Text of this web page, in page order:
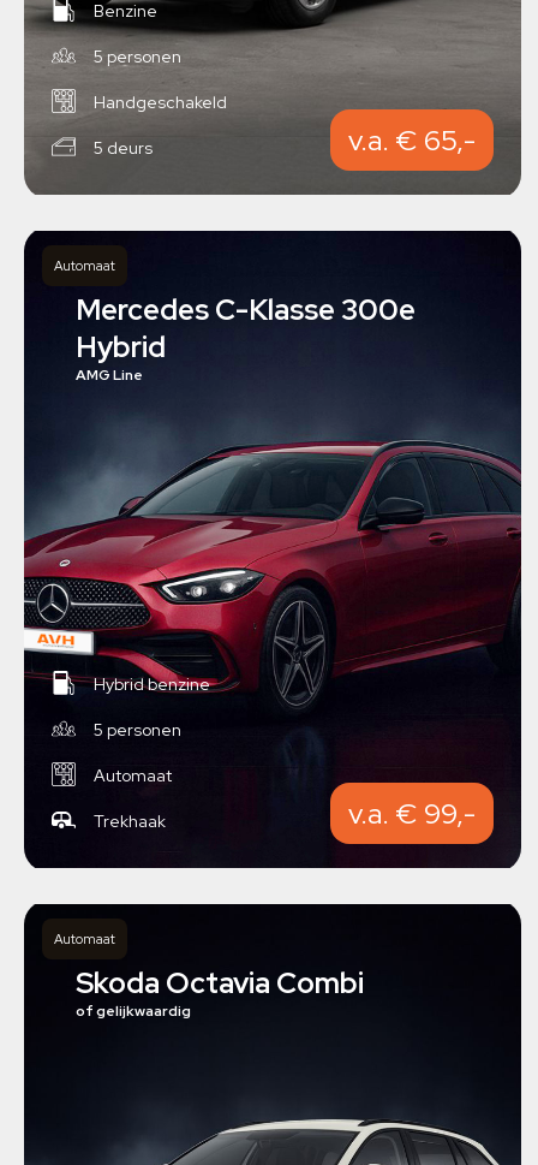
Benzine
5 personen
Handgeschakeld
5 deurs v.a. € 65,-
Automaat
Mercedes C-Klasse 300e
Hybrid
AMG Line
Hybrid benzine
5 personen
Automaat
Trekhaak v.a. € 99,-
Automaat
Skoda Octavia Combi
of gelijkwaardig